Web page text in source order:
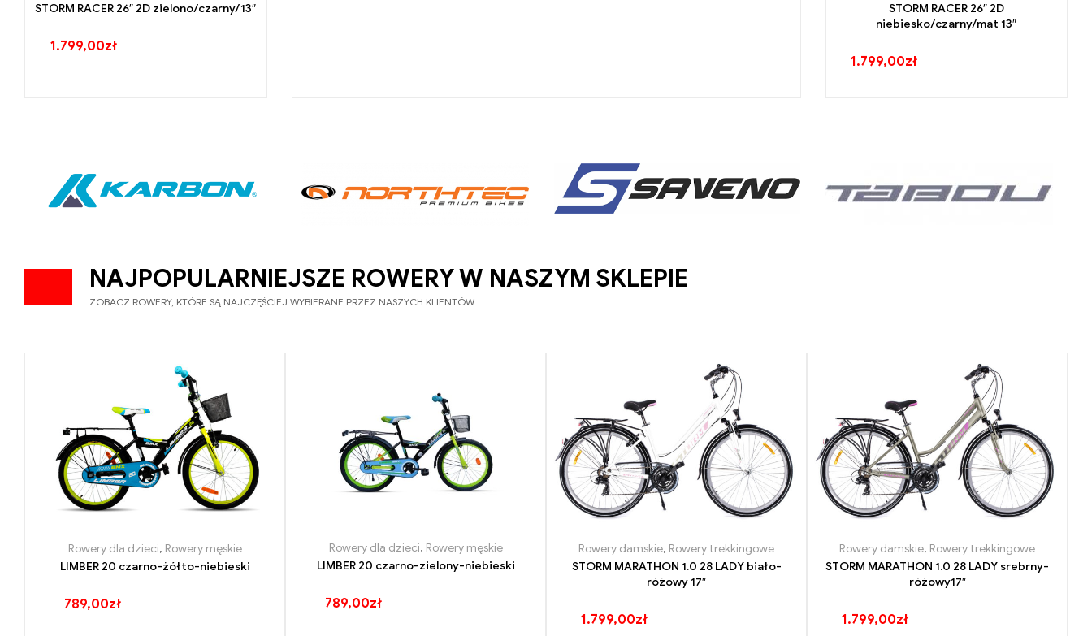
STORM RACER 26″ 2D zielono/czarny/13″
1.799,00zł
STORM RACER 26″ 2D
niebiesko/czarny/mat 13″
1.799,00zł
NAJPOPULARNIEJSZE ROWERY W NASZYM SKLEPIE
ZOBACZ ROWERY, KTÓRE SĄ NAJCZĘŚCIEJ WYBIERANE PRZEZ NASZYCH KLIENTÓW
Rowery dla dzieci, Rowery męskie
LIMBER 20 czarno-żółto-niebieski
789,00zł
Rowery dla dzieci, Rowery męskie
LIMBER 20 czarno-zielony-niebieski
789,00zł
Rowery damskie, Rowery trekkingowe
STORM MARATHON 1.0 28 LADY biało-
różowy 17″
1.799,00zł
Rowery damskie, Rowery trekkingowe
STORM MARATHON 1.0 28 LADY srebrny-
różowy17″
1.799,00zł